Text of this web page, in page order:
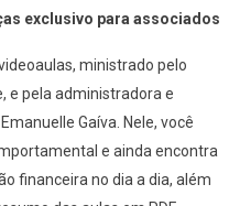
exclusivo para associados
ministrado pelo
e pela administradora e
Gaíva. Nele, você
e ainda encontra
financeira no dia a dia, além